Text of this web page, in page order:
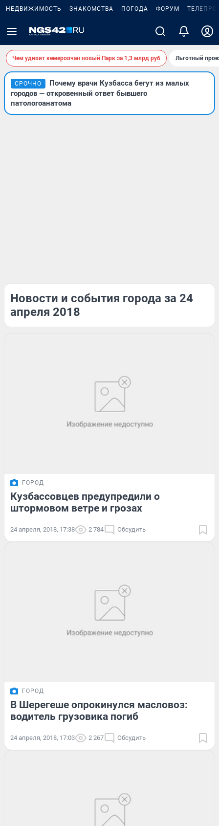
НЕДВИЖИМОСТЬ ЗНАКОМСТВА ПОГОДА ФОРУМ
Чем удивит кемеровчан новый Парк за 1,3 млрд руб Льготный
СРОЧНО
Почему врачи Кузбасса бегут из малых
городов — откровенный ответ бывшего
патологоанатома
Новости и события города за 24
апреля 2018
ГОРОД
Кузбассовцев предупредили о
штормовом ветре и грозах
24 апреля, 2018, 17:38 2 784 Обсудить
ГОРОД
В Шерегеше опрокинулся масловоз:
водитель грузовика погиб
24 апреля, 2018, 17:03 2 267 Обсудить